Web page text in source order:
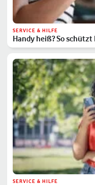
SERVICE & HILFE
Handy heiß? So
SERVICE & HILFE